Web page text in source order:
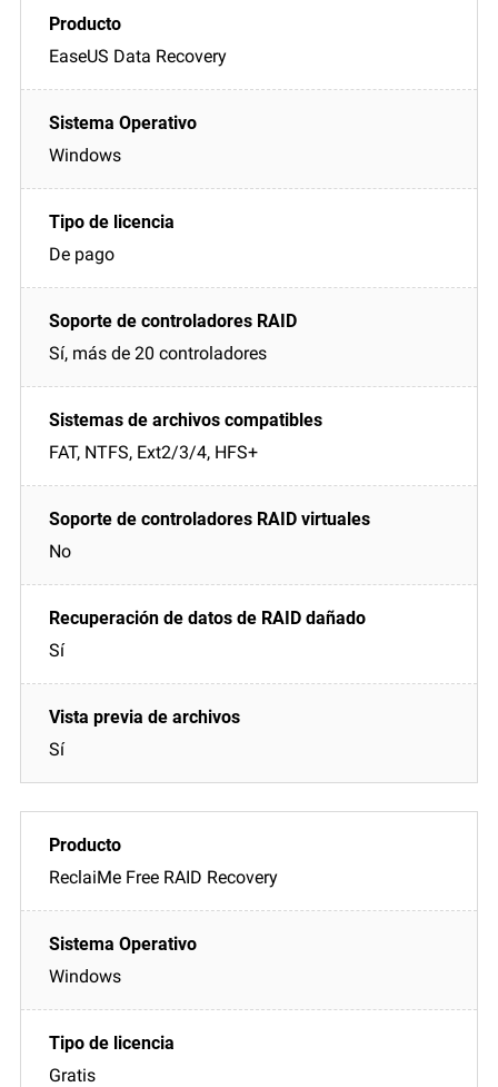
EaseUS Data Recovery
Windows
De pago
Sí, más de 20 controladores
FAT, NTFS, Ext2/3/4, HFS+
No
Sí
Sí
ReclaiMe Free RAID Recovery
Windows
Gratis